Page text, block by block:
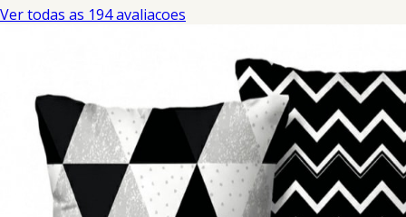
Ver todas as 194 avaliacoes